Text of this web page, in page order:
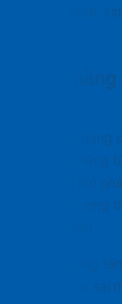
sai sót phát
Chức
Các chức năng
quản lý chứng
bảo tuân thủ
tải đa phương
Yếu tố trọng
giảm rủi ro sai